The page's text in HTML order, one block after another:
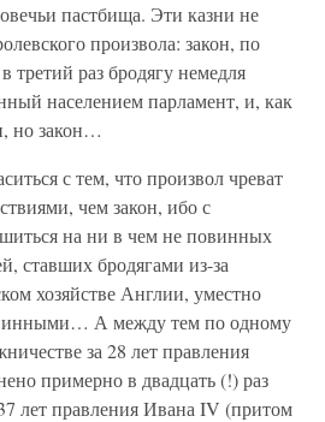
пастбища. Эти казни не
произвола: закон, по
третий раз бродягу немедля
населением парламент, и, как
но закон…
с тем, что произвол чреват
чем закон, ибо с
на ни в чем не повинных
ставших бродягами из-за
хозяйстве Англии, уместно
А между тем по одному
за 28 лет правления
примерно в двадцать (!) раз
лет правления Ивана IV (притом